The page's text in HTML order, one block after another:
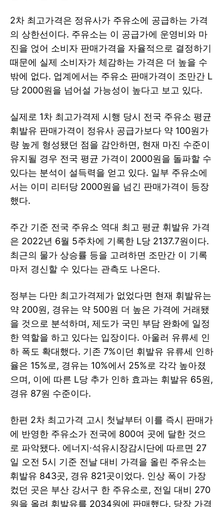
2차 최고가격은 정유사가 주유소에 공급하는 가격
의 상한선이다. 주유소는 이 공급가에 운영비와 마
진을 얹어 소비자 판매가격을 자율적으로 결정하기
때문에 실제 소비자가 체감하는 가격은 더 높을 수
밖에 없다. 업계에서는 주유소 판매가격이 조만간 L
당 2000원을 넘어설 가능성이 높다고 보고 있다.
실제로 1차 최고가격제 시행 당시 전국 주유소 평균
휘발유 판매가격이 정유사 공급가보다 약 100원가
량 높게 형성됐던 점을 감안하면, 현재 마진 수준이
유지될 경우 전국 평균 가격이 2000원을 돌파할 수
있다는 분석이 설득력을 얻고 있다. 일부 주유소에
서는 이미 리터당 2000원을 넘긴 판매가격이 등장
했다.
주간 기준 전국 주유소 역대 최고 평균 휘발유 가격
은 2022년 6월 5주차에 기록한 L당 2137.7원이다.
최근의 물가 상승률 등을 고려하면 조만간 이 기록
마저 경신할 수 있다는 관측도 나온다.
정부는 다만 최고가격제가 없었다면 현재 휘발유는
약 200원, 경유는 약 500원 더 높은 가격에 거래됐
을 것으로 분석하며, 제도가 국민 부담 완화에 일정
한 역할을 하고 있다는 입장이다. 아울러 유류세 인
하 폭도 확대했다. 기존 7%이던 휘발유 유류세 인하
율은 15%로, 경유는 10%에서 25%로 각각 높아졌
으며, 이에 따른 L당 추가 인하 효과는 휘발유 65원,
경유 87원 수준이다.
한편 2차 최고가격 고시 첫날부터 이를 즉시 판매가
에 반영한 주유소가 전국에 800여 곳에 달한 것으
로 파악됐다. 에너지·석유시장감시단에 따르면 27
일 오전 5시 기준 전날 대비 가격을 올린 주유소는
휘발유 843곳, 경유 821곳이었다. 인상 폭이 가장
컸던 곳은 부산 강서구 한 주유소로, 전일 대비 270
원을 올려 휘발유를 2034원에 판매했다. 당장 가격